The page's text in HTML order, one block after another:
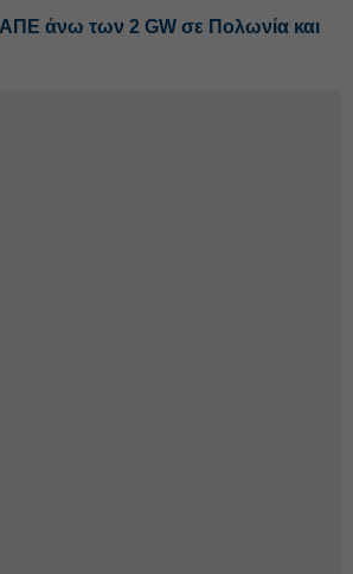
άνω των 2 GW σε Πολωνία και